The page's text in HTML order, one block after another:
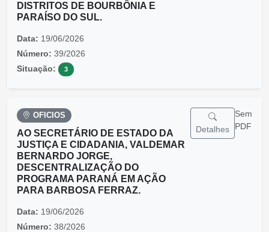
DISTRITOS DE BOURBÔNIA E
PARAÍSO DO SUL.
Data: 19/06/2026
Número: 39/2026
Situação:
3
OFICIOS
AO SECRETÁRIO DE ESTADO DA
JUSTIÇA E CIDADANIA, VALDEMAR
BERNARDO JORGE,
DESCENTRALIZAÇÃO DO
PROGRAMA PARANÁ EM AÇÃO
PARA BARBOSA FERRAZ.
Detalhes
Sem
PDF
Data: 19/06/2026
Número: 38/2026